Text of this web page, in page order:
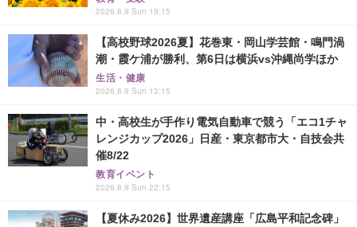
2026.8.9 Sun 19:15
【高校野球2026夏】花巻東・岡山学芸館・鳴門渦
潮・霞ケ浦が勝利、第6日は横浜vs沖縄尚学ほか
生活・健康
2026.8.9 Sun 13:15
中・高校生が手作り電気自動車で競う「エコ1チャ
レンジカップ2026」日産・東京都市大・自技会共
催8/22
教育イベント
2026.8.9 Sun 22:15
【夏休み2026】世界遺産講座「広島平和記念碑」